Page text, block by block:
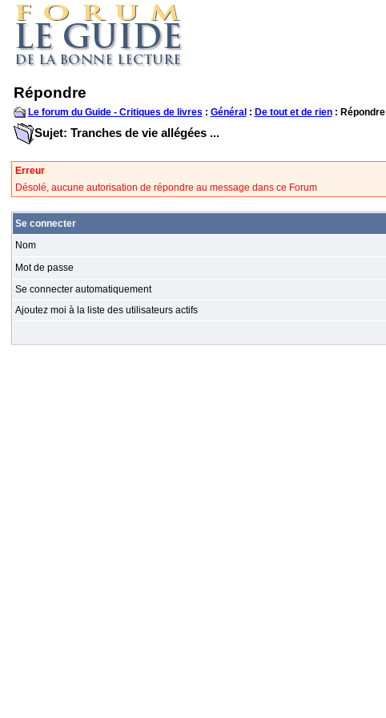
Répondre
Le forum du Guide - Critiques de livres : Général : De tout et de rien: Répondre
Sujet: Tranches de vie allégées ...
Erreur
Désolé, aucune autorisation de répondre au message dans ce Forum
Se connecter
Nom
Mot de passe
Se connecter automatiquement
Ajoutez moi à la liste des utilisateurs actifs